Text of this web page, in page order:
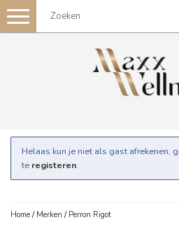
Toggle
navigation
Helaas kun je niet als gast afrekenen,
te registeren.
Home / Merken / Perron Rigot